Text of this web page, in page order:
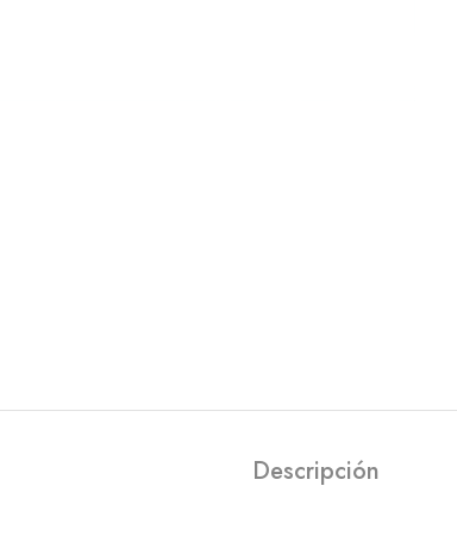
Descripción